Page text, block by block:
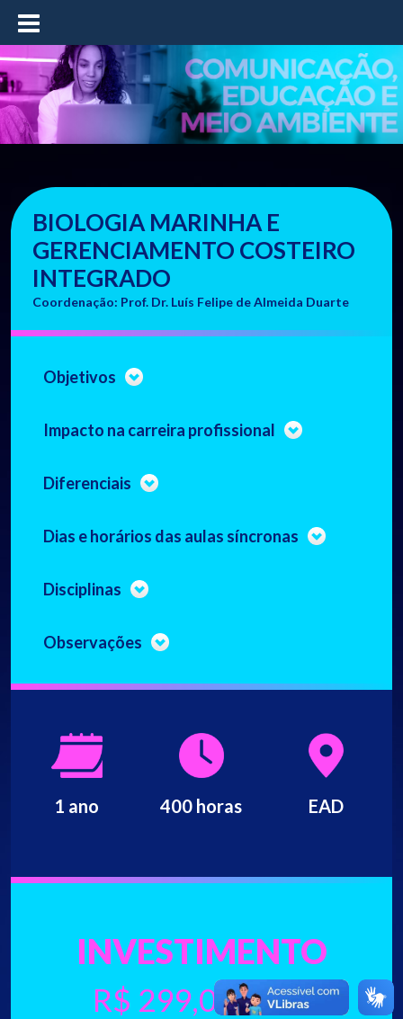
≡
BIOLOGIA MARINHA E
GERENCIAMENTO COSTEIRO
INTEGRADO
Coordenação: Prof. Dr. Luís Felipe de Almeida Duarte
Objetivos
Impacto na carreira profissional
Diferenciais
Dias e horários das aulas síncronas
Disciplinas
Observações
1 ano 400 horas EAD
INVESTIMENTO
R$ 299,00/MÊS